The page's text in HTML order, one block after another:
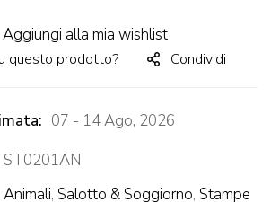
Aggiungi alla mia wishlist
questo prodotto? Condividi
07 - 14 Ago, 2026
ST0201AN
Animali, Salotto & Soggiorno, Stampe